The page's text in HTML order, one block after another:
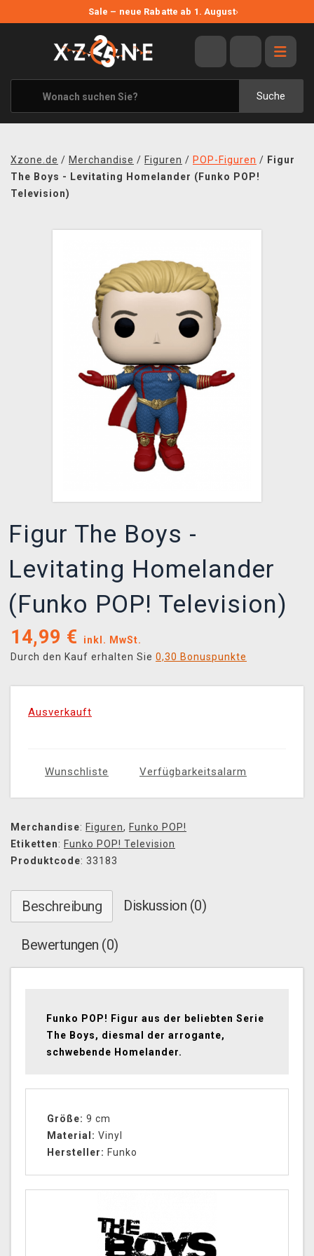
Sale – neue Rabatte ab 1. August›
Suche
ANGEBOTE
ALLE MARKEN
XZONE ORIGINALS
KLEIDUNG & ACCESSOIRES
BÜCHER & COMICS
Xzone.de / Merchandise / Figuren / POP-Figuren / Figur
The Boys - Levitating Homelander (Funko POP!
Television)
Figur The Boys -
Levitating Homelander
(Funko POP! Television)
14,99 €
inkl. MwSt.
Durch den Kauf erhalten Sie 0,30 Bonuspunkte
Ausverkauft
Wunschliste Verfügbarkeitsalarm
Merchandise: Figuren, Funko POP!
Etiketten: Funko POP! Television
Produktcode: 33183
Beschreibung Diskussion (0)
Bewertungen (0)
Funko POP! Figur aus der beliebten Serie
The Boys, diesmal der arrogante,
schwebende Homelander.
Größe: 9 cm
Material: Vinyl
Hersteller: Funko